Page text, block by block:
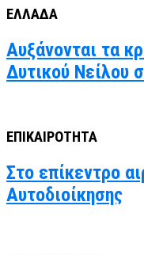
ΕΛΛΑΔΑ
Αυξάνονται τα
Δυτικού Νείλου
ΕΠΙΚΑΙΡΟΤΗΤΑ
Στο επίκεντρο
Αυτοδιοίκησης